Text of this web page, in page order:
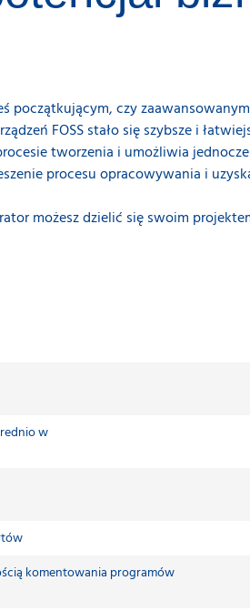
początkującym, czy
FOSS stało się szybsze i
tworzenia i umożliwia
procesu opracowywania i
możesz dzielić się swoim
w
komentowania programów